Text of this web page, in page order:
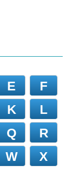
E
F
K
L
Q
R
W
X